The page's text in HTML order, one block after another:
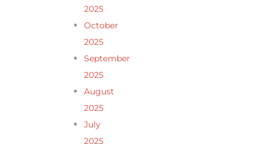
2025
October
2025
September
2025
August
2025
July
2025